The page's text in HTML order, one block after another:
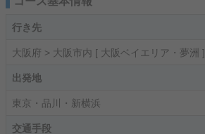
行き先
大阪府 > 大阪市内 [ 大阪ベイエリア・夢洲 ]
出発地
東京・品川・新横浜
交通手段